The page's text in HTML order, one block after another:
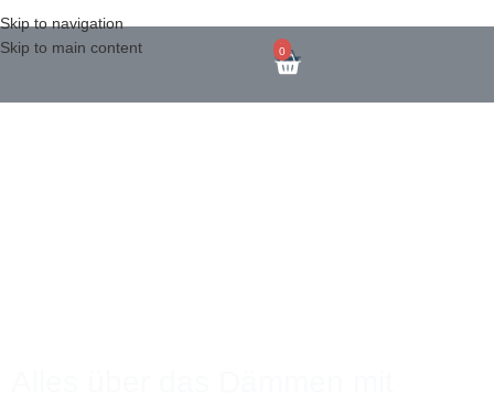
Skip to navigation
Skip to main content
0
0